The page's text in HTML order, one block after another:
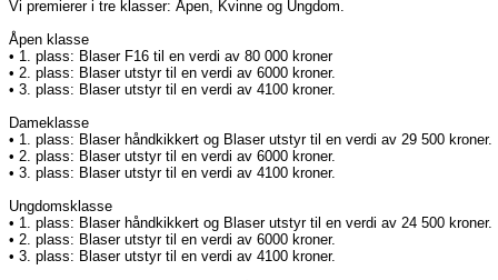
Vi premierer i tre klasser: Åpen, Kvinne og Ungdom.
Åpen klasse
• 1. plass: Blaser F16 til en verdi av 80 000 kroner
• 2. plass: Blaser utstyr til en verdi av 6000 kroner.
• 3. plass: Blaser utstyr til en verdi av 4100 kroner.
Dameklasse
• 1. plass: Blaser håndkikkert og Blaser utstyr til en verdi av 29 500 kroner.
• 2. plass: Blaser utstyr til en verdi av 6000 kroner.
• 3. plass: Blaser utstyr til en verdi av 4100 kroner.
Ungdomsklasse
• 1. plass: Blaser håndkikkert og Blaser utstyr til en verdi av 24 500 kroner.
• 2. plass: Blaser utstyr til en verdi av 6000 kroner.
• 3. plass: Blaser utstyr til en verdi av 4100 kroner.